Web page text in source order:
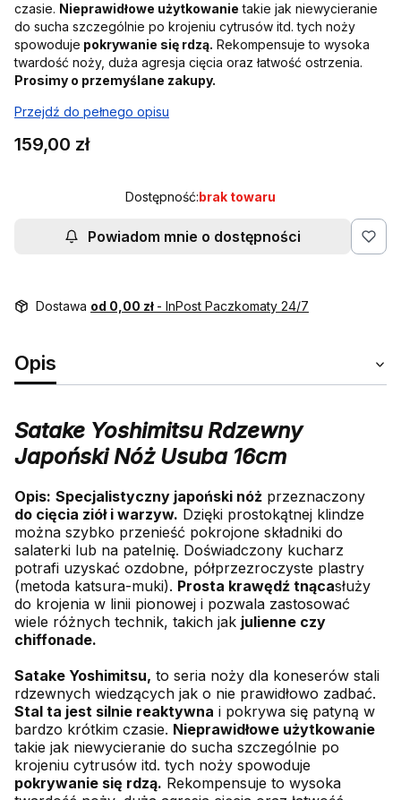
czasie. Nieprawidłowe użytkowanie takie jak niewycieranie
do sucha szczególnie po krojeniu cytrusów itd. tych noży
spowoduje pokrywanie się rdzą. Rekompensuje to wysoka
twardość noży, duża agresja cięcia oraz łatwość ostrzenia.
Prosimy o przemyślane zakupy.
Przejdź do pełnego opisu
Cena
159,00 zł
Dostępność:brak towaru
Powiadom mnie o dostępności
Dostawa od 0,00 zł - InPost Paczkomaty 24/7
Opis
Satake Yoshimitsu Rdzewny
Japoński Nóż Usuba 16cm
Opis: Specjalistyczny japoński nóż przeznaczony
do cięcia ziół i warzyw. Dzięki prostokątnej klindze
można szybko przenieść pokrojone składniki do
salaterki lub na patelnię. Doświadczony kucharz
potrafi uzyskać ozdobne, półprzezroczyste plastry
(metoda katsura-muki). Prosta krawędź tnącasłuży
do krojenia w linii pionowej i pozwala zastosować
wiele różnych technik, takich jak julienne czy
chiffonade.
Satake Yoshimitsu, to seria noży dla koneserów stali
rdzewnych wiedzących jak o nie prawidłowo zadbać.
Stal ta jest silnie reaktywna i pokrywa się patyną w
bardzo krótkim czasie. Nieprawidłowe użytkowanie
takie jak niewycieranie do sucha szczególnie po
krojeniu cytrusów itd. tych noży spowoduje
pokrywanie się rdzą. Rekompensuje to wysoka